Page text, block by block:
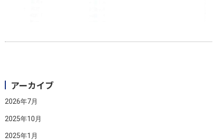
アーカイブ
2026年7月
2025年10月
2025年1月